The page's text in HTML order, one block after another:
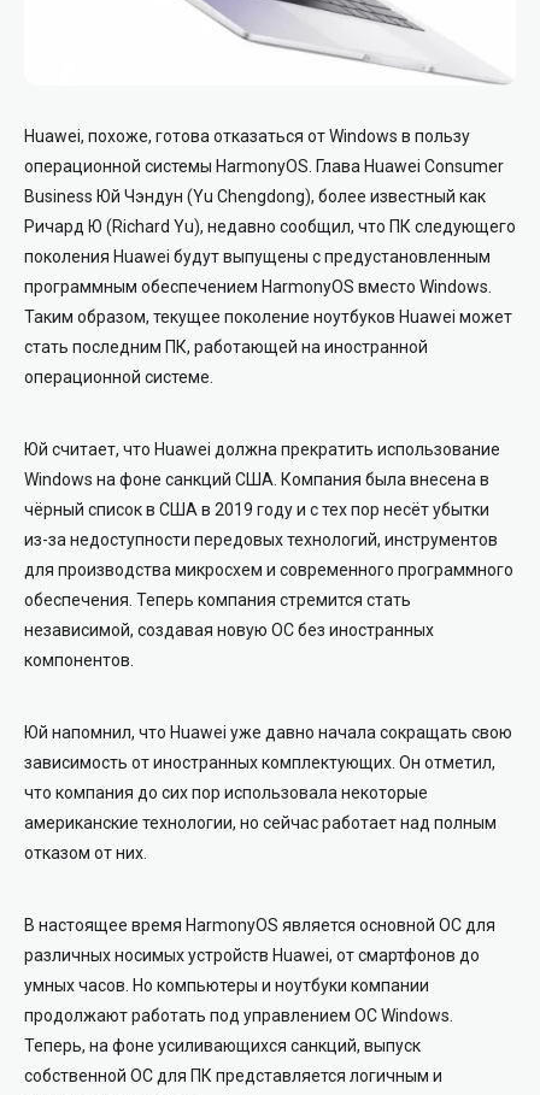
Huawei, похоже, готова отказаться от Windows в пользу
операционной системы HarmonyOS. Глава Huawei Consumer
Business Юй Чэндун (Yu Chengdong), более известный как
Ричард Ю (Richard Yu), недавно сообщил, что ПК следующего
поколения Huawei будут выпущены с предустановленным
программным обеспечением HarmonyOS вместо Windows.
Таким образом, текущее поколение ноутбуков Huawei может
стать последним ПК, работающей на иностранной
операционной системе.
Юй считает, что Huawei должна прекратить использование
Windows на фоне санкций США. Компания была внесена в
чёрный список в США в 2019 году и с тех пор несёт убытки
из-за недоступности передовых технологий, инструментов
для производства микросхем и современного программного
обеспечения. Теперь компания стремится стать
независимой, создавая новую ОС без иностранных
компонентов.
Юй напомнил, что Huawei уже давно начала сокращать свою
зависимость от иностранных комплектующих. Он отметил,
что компания до сих пор использовала некоторые
американские технологии, но сейчас работает над полным
отказом от них.
В настоящее время HarmonyOS является основной ОС для
различных носимых устройств Huawei, от смартфонов до
умных часов. Но компьютеры и ноутбуки компании
продолжают работать под управлением ОС Windows.
Теперь, на фоне усиливающихся санкций, выпуск
собственной ОС для ПК представляется логичным и